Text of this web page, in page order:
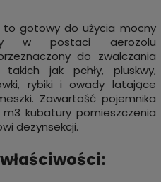
gotowy do użycia mocny
w postaci aerozolu
do zwalczania
jak pchły, pluskwy,
rybiki i owady latające
Zawartość pojemnika
kubatury pomieszczenia
dezynsekcji.